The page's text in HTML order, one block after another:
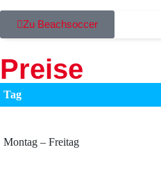
Zu Beachsoccer
Preise
Tag
Montag – Freitag